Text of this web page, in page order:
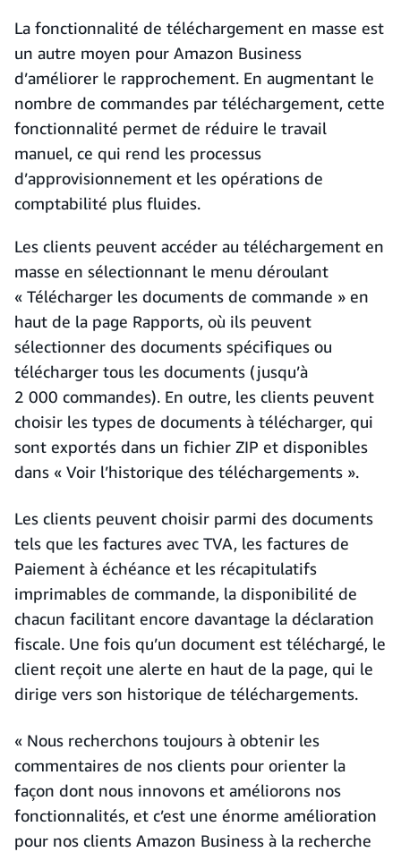
La fonctionnalité de téléchargement en masse est
un autre moyen pour Amazon Business
d’améliorer le rapprochement. En augmentant le
nombre de commandes par téléchargement, cette
fonctionnalité permet de réduire le travail
manuel, ce qui rend les processus
d’approvisionnement et les opérations de
comptabilité plus fluides.
Les clients peuvent accéder au téléchargement en
masse en sélectionnant le menu déroulant
« Télécharger les documents de commande » en
haut de la page Rapports, où ils peuvent
sélectionner des documents spécifiques ou
télécharger tous les documents (jusqu’à
2 000 commandes). En outre, les clients peuvent
choisir les types de documents à télécharger, qui
sont exportés dans un fichier ZIP et disponibles
dans « Voir l’historique des téléchargements ».
Les clients peuvent choisir parmi des documents
tels que les factures avec TVA, les factures de
Paiement à échéance et les récapitulatifs
imprimables de commande, la disponibilité de
chacun facilitant encore davantage la déclaration
fiscale. Une fois qu’un document est téléchargé, le
client reçoit une alerte en haut de la page, qui le
dirige vers son historique de téléchargements.
« Nous recherchons toujours à obtenir les
commentaires de nos clients pour orienter la
façon dont nous innovons et améliorons nos
fonctionnalités, et c’est une énorme amélioration
pour nos clients Amazon Business à la recherche